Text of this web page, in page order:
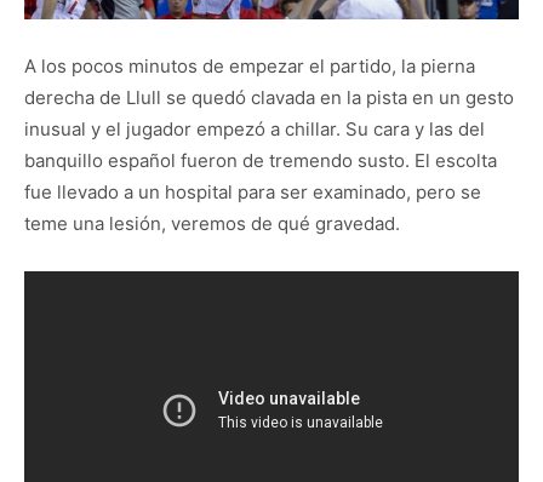
A los pocos minutos de empezar el partido, la pierna
derecha de Llull se quedó clavada en la pista en un gesto
inusual y el jugador empezó a chillar. Su cara y las del
banquillo español fueron de tremendo susto. El escolta
fue llevado a un hospital para ser examinado, pero se
teme una lesión, veremos de qué gravedad.